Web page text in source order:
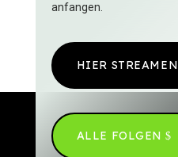
anfangen.
HIER STREAMEN
ALLE FOLGEN